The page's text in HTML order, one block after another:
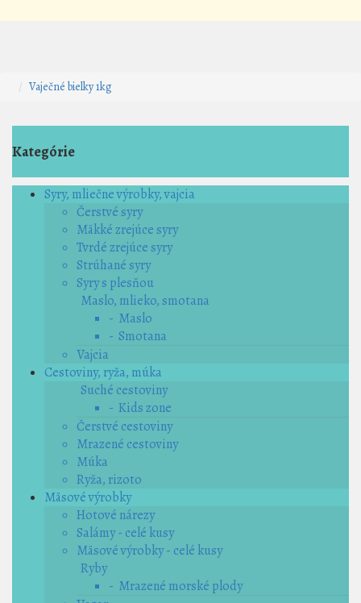
Vaječné bielky 1kg
Kategórie
Syry, mliečne výrobky, vajcia
Čerstvé syry
Mäkké zrejúce syry
Tvrdé zrejúce syry
Strúhané syry
Syry s plesňou
Maslo, mlieko, smotana
- Maslo
- Smotana
Vajcia
Cestoviny, ryža, múka
Suché cestoviny
- Kids zone
Čerstvé cestoviny
Mrazené cestoviny
Múka
Ryža, rizoto
Mäsové výrobky
Hotové nárezy
Salámy - celé kusy
Mäsové výrobky - celé kusy
Ryby
- Mrazené morské plody